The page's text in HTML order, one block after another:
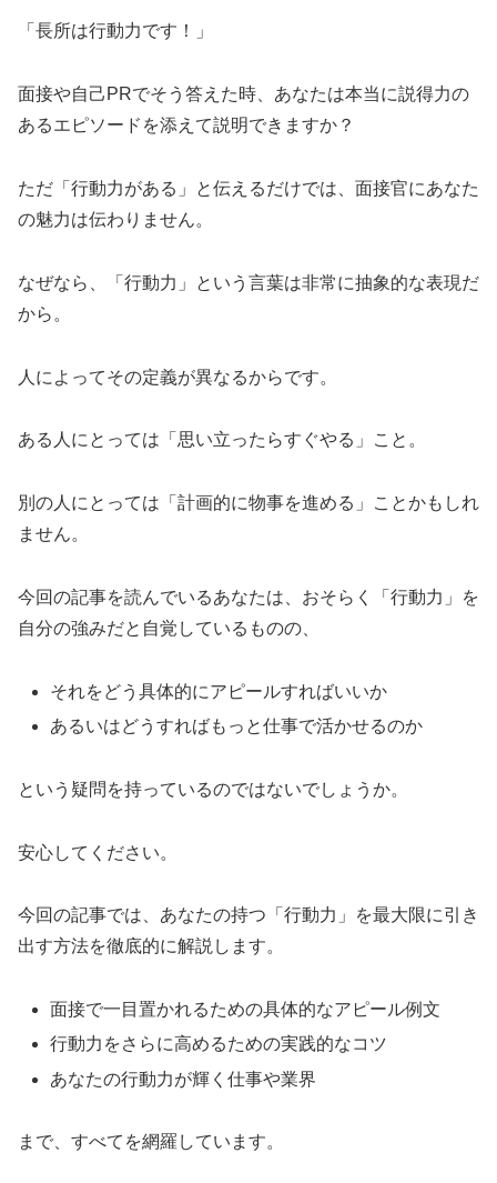
「長所は行動力です！」
面接や自己PRでそう答えた時、あなたは本当に説得力の
あるエピソードを添えて説明できますか？
ただ「行動力がある」と伝えるだけでは、面接官にあなた
の魅力は伝わりません。
なぜなら、「行動力」という言葉は非常に抽象的な表現だ
から。
人によってその定義が異なるからです。
ある人にとっては「思い立ったらすぐやる」こと。
別の人にとっては「計画的に物事を進める」ことかもしれ
ません。
今回の記事を読んでいるあなたは、おそらく「行動力」を
自分の強みだと自覚しているものの、
それをどう具体的にアピールすればいいか
あるいはどうすればもっと仕事で活かせるのか
という疑問を持っているのではないでしょうか。
安心してください。
今回の記事では、あなたの持つ「行動力」を最大限に引き
出す方法を徹底的に解説します。
面接で一目置かれるための具体的なアピール例文
行動力をさらに高めるための実践的なコツ
あなたの行動力が輝く仕事や業界
まで、すべてを網羅しています。